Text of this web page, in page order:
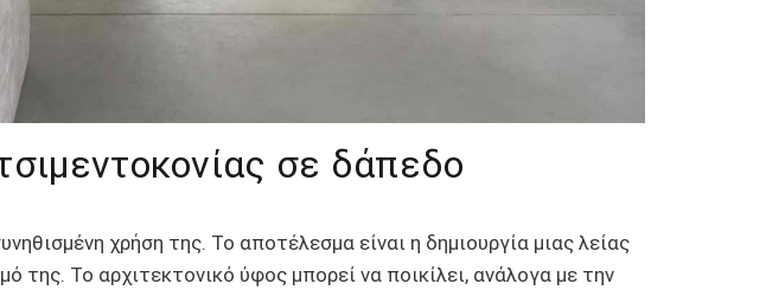
σε δάπεδο
χρήση της. Το αποτέλεσμα είναι η δημιουργία μιας λείας
της. Το αρχιτεκτονικό ύφος μπορεί να ποικίλει, ανάλογα με την